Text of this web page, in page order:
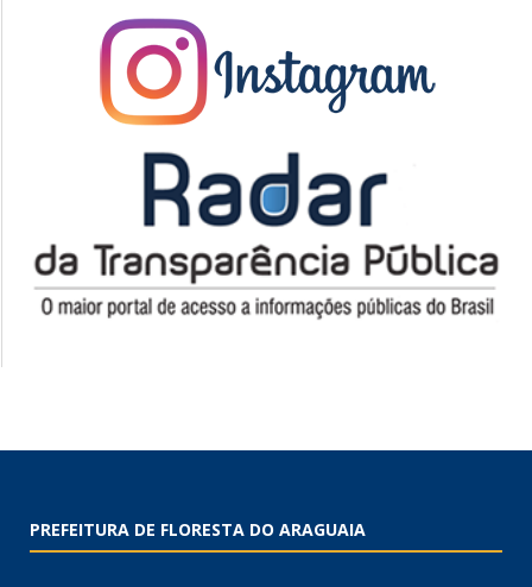
PREFEITURA DE FLORESTA DO ARAGUAIA